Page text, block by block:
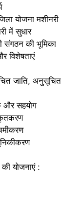
योजना मशीनरी
में सुधार
संगठन की भूमिका
विशेषताएं
जाति, अनुसूचित
और सहयोग
योजनाएं :